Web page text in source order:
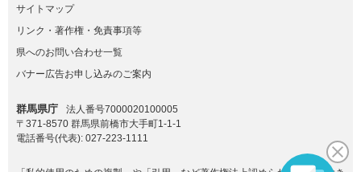
サイトマップ
リンク・著作権・免責事項等
県へのお問い合わせ一覧
バナー広告お申し込みのご案内
群馬県庁
法人番号7000020100005
〒371-8570 群馬県前橋市大手町1-1-1
電話番号(代表): 027-223-1111